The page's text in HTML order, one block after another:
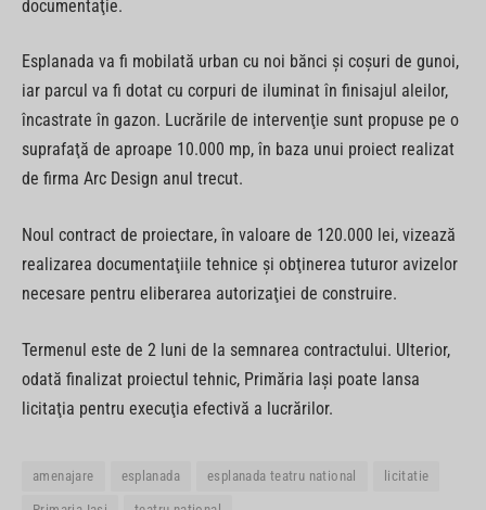
documentaţie.
Esplanada va fi mobilată urban cu noi bănci şi coşuri de gunoi,
iar parcul va fi dotat cu corpuri de iluminat în finisajul aleilor,
încastrate în gazon. Lucrările de intervenţie sunt propuse pe o
suprafaţă de aproape 10.000 mp, în baza unui proiect realizat
de firma Arc Design anul trecut.
Noul contract de proiectare, în valoare de 120.000 lei, vizează
realizarea documentaţiile tehnice şi obţinerea tuturor avizelor
necesare pentru eliberarea autorizaţiei de construire.
Termenul este de 2 luni de la semnarea contractului. Ulterior,
odată finalizat proiectul tehnic, Primăria Iaşi poate lansa
licitaţia pentru execuţia efectivă a lucrărilor.
amenajare esplanada esplanada teatru national licitatie